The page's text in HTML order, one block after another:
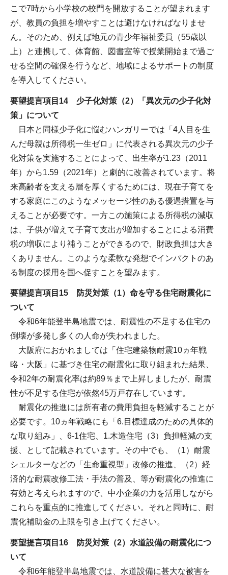
こで7時から小学校の校門を開放することが望まれます
が、教員の負担を増やすことは避けなければなりませ
ん。そのため、例えば地元の青少年福祉委員（55歳以
上）と連携して、体育館、図書室等で授業開始まで過ご
せる空間の確保を行うなど、地域によるサポートの制度
を導入してください。
要望提言項目14 少子化対策（2）「異次元の少子化対
策」について
日本と同様少子化に悩むハンガリーでは「4人目を生
んだ母親は所得税一生ゼロ」に代表される異次元の少子
化対策を実施することによって、出生率が1.23（2011
年）から1.59（2021年）と劇的に改善されています。将
来高齢者を支える層を厚くするためには、現在子育てを
する家庭にこのようなメッセージ性のある優遇措置を与
えることが必要です。一方この施策による所得税の減収
は、子供が増えて子育て支出が増加することによる消費
税の増収により補うことができるので、財政負担は大き
くありません。このような柔軟な発想でインパクトのあ
る制度の採用を国へ促すことを望みます。
要望提言項目15 防災対策（1）命を守る住宅耐震化に
ついて
令和6年能登半島地震では、耐震性の不足する住宅の
倒壊が多発し多くの人命が失われました。
大阪府におかれましては「住宅建築物耐震10ヵ年戦
略・大阪」に基づき住宅の耐震化に取り組まれた結果、
令和2年の耐震化率は約89％まで上昇しましたが、耐震
性が不足する住宅が依然45万戸存在しています。
耐震化の推進には所有者の費用負担を軽減することが
必要です。10ヵ年戦略にも「6.目標達成のための具体的
な取り組み」、6-1住宅、1.木造住宅（3）負担軽減の支
援、として記載されています。その中でも、（1）耐震
シェルターなどの「生命重視型」改修の推進、（2）経
済的な耐震改修工法・手法の普及、等が耐震化の推進に
有効と考えられますので、中小企業の力を活用しながら
これらを重点的に推進してください。それと同時に、耐
震化補助金の上限を引き上げてください。
要望提言項目16 防災対策（2）水道設備の耐震化につ
いて
令和6年能登半島地震では、水道設備に甚大な被害を